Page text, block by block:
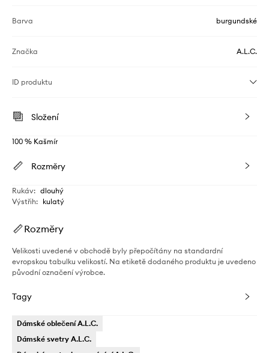
Barva burgundské
Značka A.L.C.
ID produktu
Složení
100 % Kašmír
Rozměry
Rukáv: dlouhý
Výstřih: kulatý
Rozměry
Velikosti uvedené v obchodě byly přepočítány na standardní
evropskou tabulku velikostí. Na etiketě dodaného produktu je uvedeno
původní označení výrobce.
Tagy
Dámské oblečení A.L.C.
Dámské svetry A.L.C.